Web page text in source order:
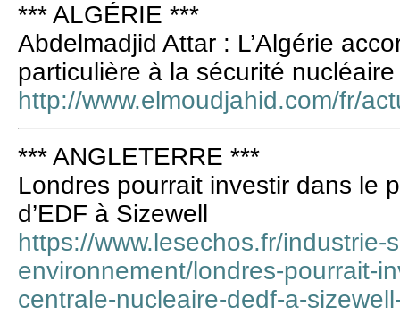
*** ALGÉRIE ***
Abdelmadjid Attar : L’Algérie
particulière à la sécurité nucléaire
http://www.elmoudjahid.com/fr/
*** ANGLETERRE ***
Londres pourrait investir dans le
d’EDF à Sizewell
https://www.lesechos.fr/industrie-
environnement/londres-pourrait-
centrale-nucleaire-dedf-a-